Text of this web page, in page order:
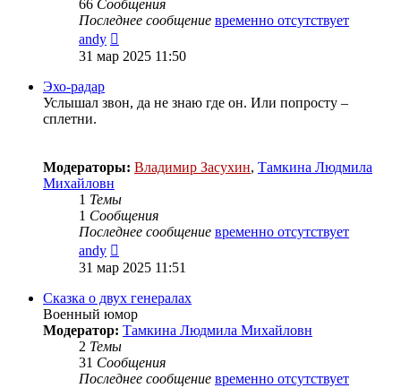
66 Сообщения
Последнее сообщение временно отсутствует
andy
к
31 мар 2025 11:50
Эхо-радар
Услышал звон, да не знаю где он. Или попросту –
сплетни.
Модераторы: Владимир Засухин, Тамкина Людмила
Михайловн
1 Темы
1 Сообщения
Последнее сообщение временно отсутствует
andy
к
сообщению
31 мар 2025 11:51
Сказка о двух генералах
Военный юмор
Модератор: Тамкина Людмила Михайловн
2 Темы
31 Сообщения
Последнее сообщение временно отсутствует